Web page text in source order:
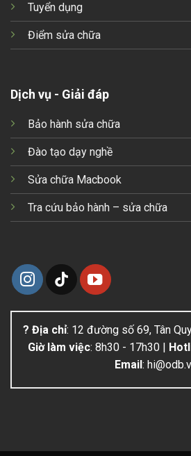
Tuyển dụng
Điểm sửa chữa
Dịch vụ - Giải đáp
Bảo hành sửa chữa
Đào tạo dạy nghề
Sửa chữa Macbook
Tra cứu bảo hành – sửa chữa
? Địa chỉ: 12 đường số 69, Tân
Giờ làm việc: 8h30 - 17h30 |
Email: